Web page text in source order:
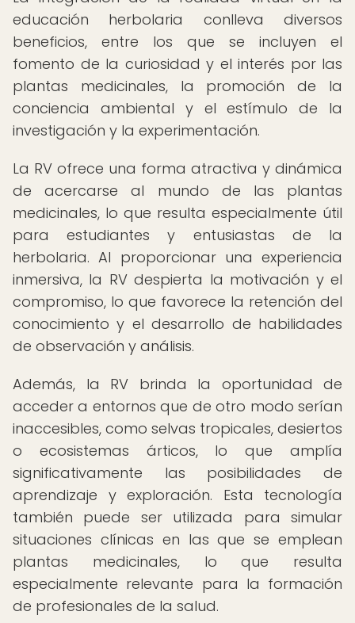
educación herbolaria conlleva diversos
beneficios, entre los que se incluyen el
fomento de la curiosidad y el interés por las
plantas medicinales, la promoción de la
conciencia ambiental y el estímulo de la
investigación y la experimentación.
La RV ofrece una forma atractiva y dinámica
de acercarse al mundo de las plantas
medicinales, lo que resulta especialmente útil
para estudiantes y entusiastas de la
herbolaria. Al proporcionar una experiencia
inmersiva, la RV despierta la motivación y el
compromiso, lo que favorece la retención del
conocimiento y el desarrollo de habilidades
de observación y análisis.
Además, la RV brinda la oportunidad de
acceder a entornos que de otro modo serían
inaccesibles, como selvas tropicales, desiertos
o ecosistemas árticos, lo que amplía
significativamente las posibilidades de
aprendizaje y exploración. Esta tecnología
también puede ser utilizada para simular
situaciones clínicas en las que se emplean
plantas medicinales, lo que resulta
especialmente relevante para la formación
de profesionales de la salud.